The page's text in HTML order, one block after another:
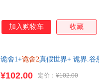
加入购物车 收藏
诡舍1+诡舍2真假世界+ 诡界.谷
¥102.00 定价： ¥102.00